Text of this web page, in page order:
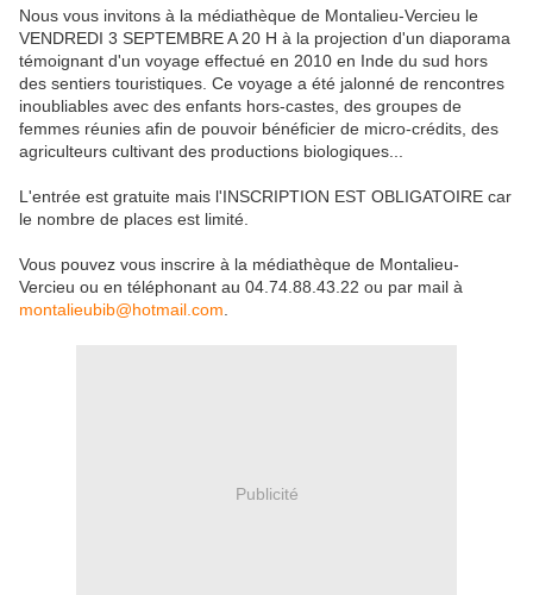
Nous vous invitons à la médiathèque de Montalieu-Vercieu le
VENDREDI 3 SEPTEMBRE A 20 H à la projection d'un diaporama
témoignant d'un voyage effectué en 2010 en Inde du sud hors
des sentiers touristiques. Ce voyage a été jalonné de rencontres
inoubliables avec des enfants hors-castes, des groupes de
femmes réunies afin de pouvoir bénéficier de micro-crédits, des
agriculteurs cultivant des productions biologiques...
L'entrée est gratuite mais l'INSCRIPTION EST OBLIGATOIRE car
le nombre de places est limité.
Vous pouvez vous inscrire à la médiathèque de Montalieu-
Vercieu ou en téléphonant au 04.74.88.43.22 ou par mail à
montalieubib@hotmail.com
Publicité